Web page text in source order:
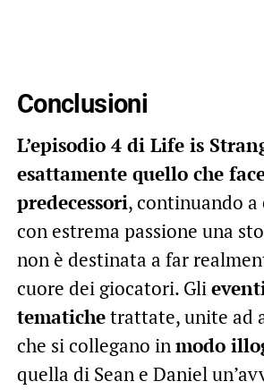
Conclusioni
L’episodio 4 di Life is
esattamente quello che
predecessori, continuando
con estrema passione una
non è destinata a far
cuore dei giocatori. Gli
tematichetrattate, unite ad
che si collegano in modo
quella di Sean e Daniel